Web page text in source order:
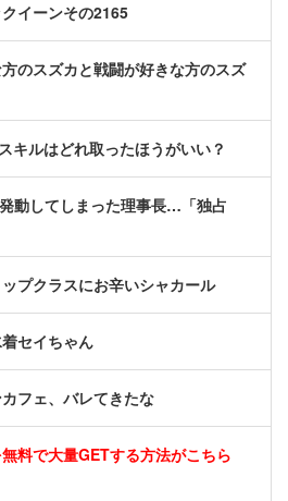
クイーンその2165
のスズカと戦闘が好きな方のスズ
キルはどれ取ったほうがいい？
動してしまった理事長…「独占
プクラスにお辛いシャカール
セイちゃん
フェ、バレてきたな
料で大量GETする方法がこちら